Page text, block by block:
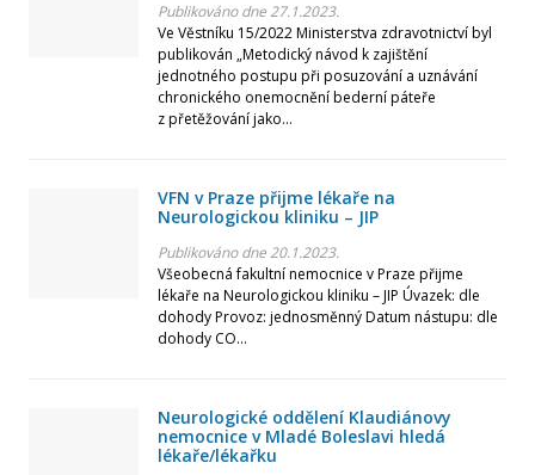
Publikováno dne 27.1.2023.
Ve Věstníku 15/2022 Ministerstva zdravotnictví byl
publikován „Metodický návod k zajištění
jednotného postupu při posuzování a uznávání
chronického onemocnění bederní páteře
z přetěžování jako...
VFN v Praze přijme lékaře na
Neurologickou kliniku – JIP
Publikováno dne 20.1.2023.
Všeobecná fakultní nemocnice v Praze přijme
lékaře na Neurologickou kliniku – JIP Úvazek: dle
dohody Provoz: jednosměnný Datum nástupu: dle
dohody CO...
Neurologické oddělení Klaudiánovy
nemocnice v Mladé Boleslavi hledá
lékaře/lékařku